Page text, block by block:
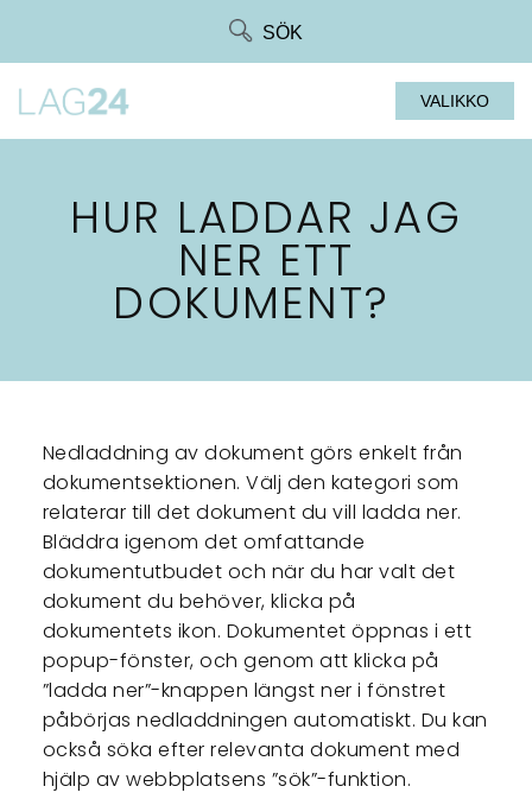
SÖK
VALIKKO
HUR LADDAR JAG
NER ETT
DOKUMENT?
Nedladdning av dokument görs enkelt från
dokumentsektionen. Välj den kategori som
relaterar till det dokument du vill ladda ner.
Bläddra igenom det omfattande
dokumentutbudet och när du har valt det
dokument du behöver, klicka på
dokumentets ikon. Dokumentet öppnas i ett
popup-fönster, och genom att klicka på
”ladda ner”-knappen längst ner i fönstret
påbörjas nedladdningen automatiskt. Du kan
också söka efter relevanta dokument med
hjälp av webbplatsens ”sök”-funktion.